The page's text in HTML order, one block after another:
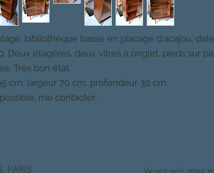
bibliothèque basse en placage d'acajou,
Deux étagères, deux vitres à onglet, pieds sur
Très bon état.
cm, largeur 70 cm, profondeur 30 cm.
me contacter.
PARIS